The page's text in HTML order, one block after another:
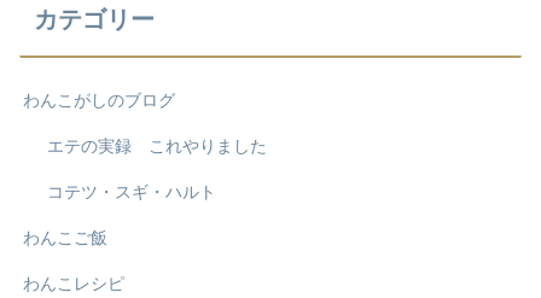
カテゴリー
わんこがしのブログ
エテの実録 これやりました
コテツ・スギ・ハルト
わんこご飯
わんこレシピ